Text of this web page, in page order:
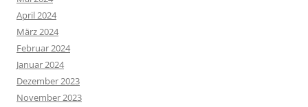
April 2024
März 2024
Februar 2024
Januar 2024
Dezember 2023
November 2023